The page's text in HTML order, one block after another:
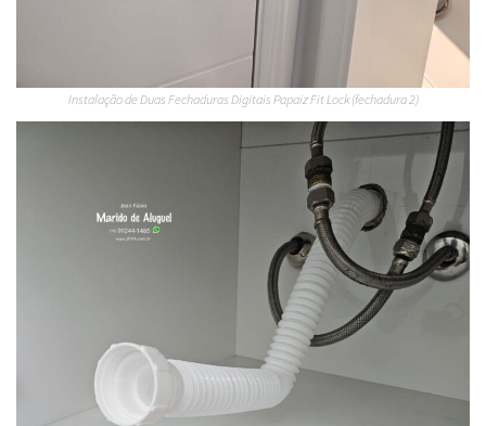
Instalação de Duas Fechaduras Digitais Papaiz Fit Lock (fechadura 2)